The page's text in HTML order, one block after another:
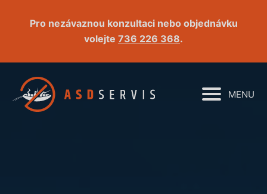
Pro nezávaznou konzultaci nebo objednávku
volejte 736 226 368.
MENU